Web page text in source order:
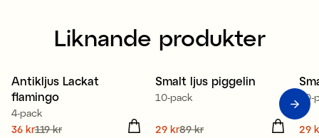
Liknande produkter
Sale
Antikljus Lackat
flamingo
4-pack
Nuvarande pris
36 kr119 kr
Sale
Smalt ljus piggelin
10-pack
Nuvarande pris
29 kr89 kr 29